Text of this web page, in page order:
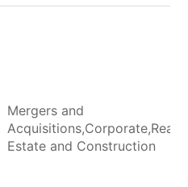
Mergers and
Acquisitions,Corporate,Real
Estate and Construction